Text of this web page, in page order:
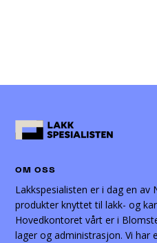
OM OSS
Lakkspesialisten er i dag en
produkter knyttet til lakk- og
Hovedkontoret vårt er i
lager og administrasjon. Vi har